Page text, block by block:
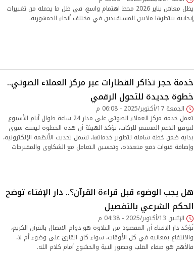
يظل معاش يناير 2026 محط اهتمام واسع، في ظل ما يحمله من تغييرات
إيجابية ينتظرها ملايين المستفيدين في مختلف أنحاء الجمهورية.
خدمة حجز تذاكر القطارات عبر مركز العملاء الصوتي..
خطوة جديدة للتحول الرقمي
الجمعة 17/أكتوبر/2025 - 06:08 م
تعمل خدمة مركز العملاء الصوتي على مدار 24 ساعة طوال أيام الأسبوع
لتوفير الدعم المستمر للركاب، تؤكد الهيئة أن هذه الخطوة ليست سوى
بداية ضمن خطة شاملة لتطوير خدماتها، تشمل تحديث الأنظمة الإلكترونية،
وإضافة قنوات دفع متعددة، وتحسين التعامل مع الشكاوى والمقترحات
هل يجب الوضوء قبل قراءة القرآن؟.. دار الإفتاء توضح
الحكم الشرعي بالتفصيل
الإثنين 13/أكتوبر/2025 - 04:38 م
تُؤكد دار الإفتاء أن المقصود من التلاوة هو دوام الاتصال بالقرآن الكريم،
والانتفاع بمعانيه في كل الأوقات، سواء كان القارئ على وضوء أم لا،
فالأهم هو صفاء القلب وحضور النية والخشوع أمام كلام الله.